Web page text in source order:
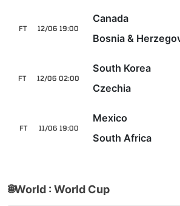
12/06 19:00
FT
Canada
Bosnia &
12/06 02:00
FT
South Korea
Czechia
11/06 19:00
FT
Mexico
South Africa
🌐World : World Cup